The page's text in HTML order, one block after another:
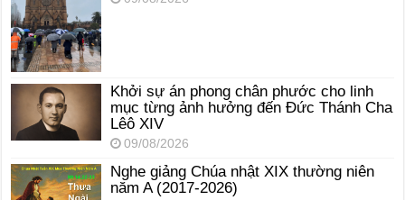
Khởi sự án phong chân phước cho linh
mục từng ảnh hưởng đến Đức Thánh Cha
Lêô XIV
09/08/2026
Nghe giảng Chúa nhật XIX thường niên
năm A (2017-2026)